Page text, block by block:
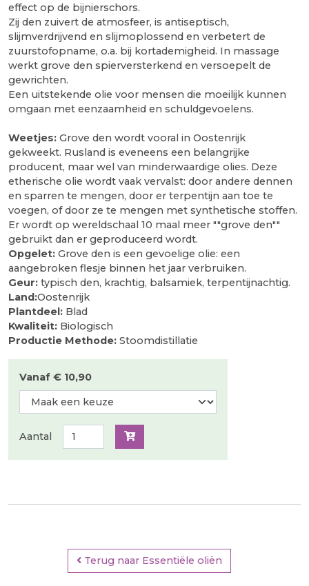
effect op de bijnierschors.
Zij den zuivert de atmosfeer, is antiseptisch,
slijmverdrijvend en slijmoplossend en verbetert de
zuurstofopname, o.a. bij kortademigheid. In massage
werkt grove den spierversterkend en versoepelt de
gewrichten.
Een uitstekende olie voor mensen die moeilijk kunnen
omgaan met eenzaamheid en schuldgevoelens.
Weetjes: Grove den wordt vooral in Oostenrijk
gekweekt. Rusland is eveneens een belangrijke
producent, maar wel van minderwaardige olies. Deze
etherische olie wordt vaak vervalst: door andere dennen
en sparren te mengen, door er terpentijn aan toe te
voegen, of door ze te mengen met synthetische stoffen.
Er wordt op wereldschaal 10 maal meer ""grove den""
gebruikt dan er geproduceerd wordt.
Opgelet: Grove den is een gevoelige olie: een
aangebroken flesje binnen het jaar verbruiken.
Geur: typisch den, krachtig, balsamiek, terpentijnachtig.
Land:Oostenrijk
Plantdeel: Blad
Kwaliteit: Biologisch
Productie Methode: Stoomdistillatie
Vanaf € 10,90
Aantal
Terug naar Essentiële oliën